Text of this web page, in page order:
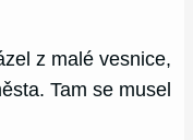
z malé vesnice,
Tam se musel